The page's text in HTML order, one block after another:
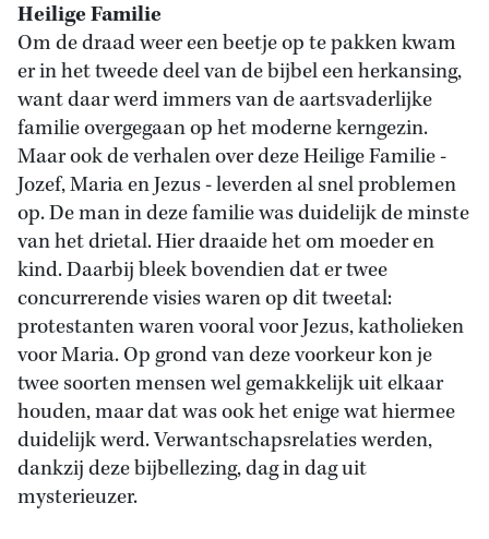
Heilige Familie
Om de draad weer een beetje op te pakken kwam
er in het tweede deel van de bijbel een herkansing,
want daar werd immers van de aartsvaderlijke
familie overgegaan op het moderne kerngezin.
Maar ook de verhalen over deze Heilige Familie -
Jozef, Maria en Jezus - leverden al snel problemen
op. De man in deze familie was duidelijk de minste
van het drietal. Hier draaide het om moeder en
kind. Daarbij bleek bovendien dat er twee
concurrerende visies waren op dit tweetal:
protestanten waren vooral voor Jezus, katholieken
voor Maria. Op grond van deze voorkeur kon je
twee soorten mensen wel gemakkelijk uit elkaar
houden, maar dat was ook het enige wat hiermee
duidelijk werd. Verwantschapsrelaties werden,
dankzij deze bijbellezing, dag in dag uit
mysterieuzer.